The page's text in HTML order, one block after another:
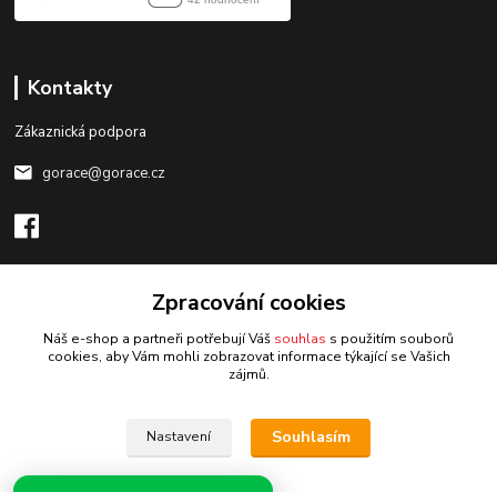
Kontakty
Zákaznická podpora
gorace@gorace.cz
Upravit sběr cookies.
Eshop-rychle.cz
Zpracování cookies
Náš e-shop a partneři potřebují Váš souhlas s použitím souborů
cookies, aby Vám mohli zobrazovat informace týkající se Vašich
zájmů.
Nastavení Souhlasím